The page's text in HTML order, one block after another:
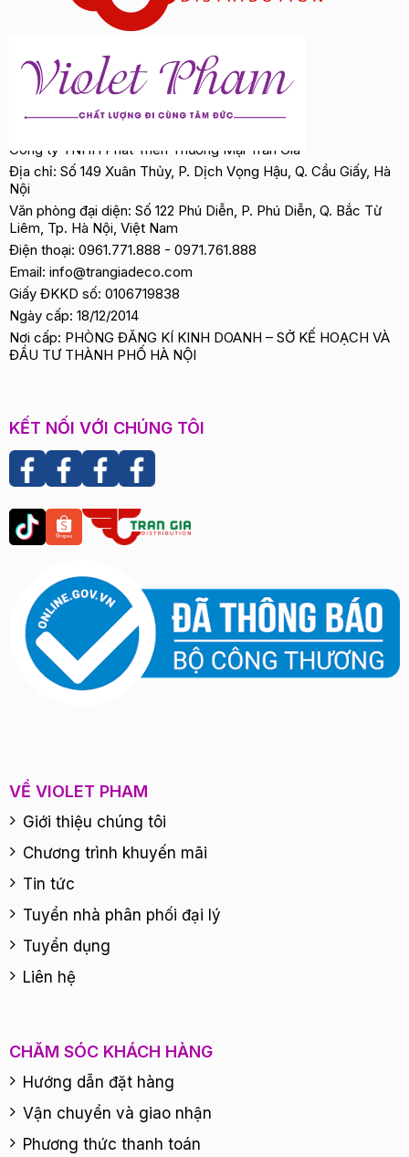
Công ty TNHH Phát Triển Thương Mại Trần Gia
Địa chỉ: Số 149 Xuân Thủy, P. Dịch Vọng Hậu, Q. Cầu Giấy, Hà
Nội
Văn phòng đại diện: Số 122 Phú Diễn, P. Phú Diễn, Q. Bắc Từ
Liêm, Tp. Hà Nội, Việt Nam
Điện thoại: 0961.771.888 - 0971.761.888
Email: info@trangiadeco.com
Giấy ĐKKD số: 0106719838
Ngày cấp: 18/12/2014
Nơi cấp: PHÒNG ĐĂNG KÍ KINH DOANH – SỞ KẾ HOẠCH VÀ
ĐẦU TƯ THÀNH PHỐ HÀ NỘI
KẾT NỐI VỚI CHÚNG TÔI
VỀ VIOLET PHAM
Giới thiệu chúng tôi
Chương trình khuyến mãi
Tin tức
Tuyển nhà phân phối đại lý
Tuyển dụng
Liên hệ
CHĂM SÓC KHÁCH HÀNG
Hướng dẫn đặt hàng
Vận chuyển và giao nhận
Phương thức thanh toán